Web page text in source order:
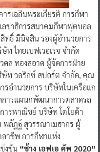
รเฉลิมพระเกียรติ การกีฬา
ขาธิการสมาคมกีฬาฟุตบอล
ทธิ์ มีนิจสิน รองผู้อำนวยการ
ท ไทยเบฟเวอเรจ จำกัด
ดล ทองสอาด ผู้จัดการฝ่าย
ษัท วอริกซ์ สปอร์ต จำกัด, คุณ
รอำนวยการ บริษัทในเครือแก
ารแผนกพัฒนาการตลาดรถ
ารพาณิชย์ บริษัท โตโยต้า
พลัฏฐ์ สุวรรณาเมธากร ผู้
าชีพ การกีฬาแห่ง
งขัน “ช้าง เอฟเอ คัพ 2020”